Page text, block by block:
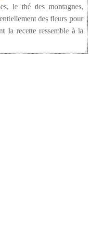
le thé des montagnes,
des fleurs pour
la recette ressemble à la